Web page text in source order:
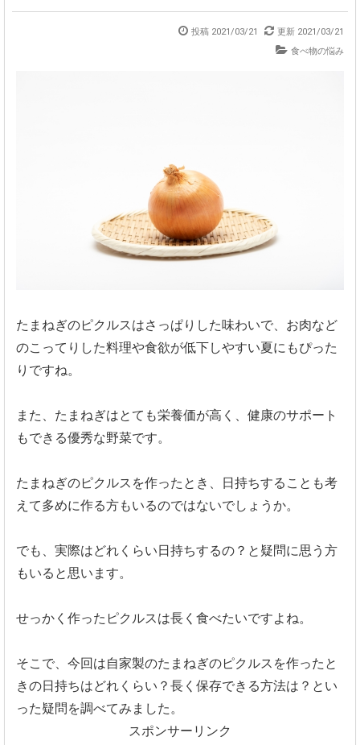
投稿 2021/03/21 更新 2021/03/21
食べ物の悩み
たまねぎのピクルスはさっぱりした味わいで、お肉など
のこってりした料理や食欲が低下しやすい夏にもぴった
りですね。
また、たまねぎはとても栄養価が高く、健康のサポート
もできる優秀な野菜です。
たまねぎのピクルスを作ったとき、日持ちすることも考
えて多めに作る方もいるのではないでしょうか。
でも、実際はどれくらい日持ちするの？と疑問に思う方
もいると思います。
せっかく作ったピクルスは長く食べたいですよね。
そこで、今回は自家製のたまねぎのピクルスを作ったと
きの日持ちはどれくらい？長く保存できる方法は？とい
った疑問を調べてみました。
スポンサーリンク